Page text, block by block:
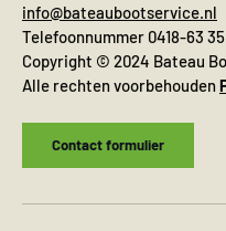
info@bateaubootservice.nl
Telefoonnummer 0418-63 35
Copyright © 2024 Bateau
Alle rechten voorbehouden
Contact formulier